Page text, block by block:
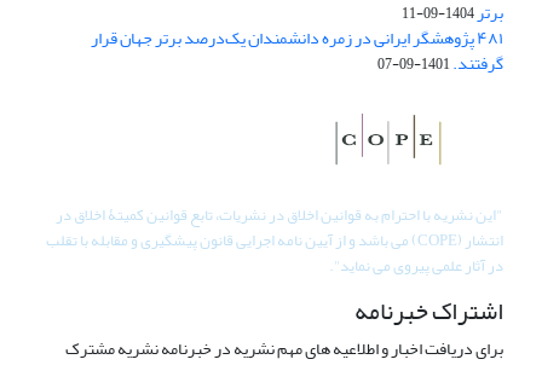
برتر1404-09-11
۴۸۱ پژوهشگر ایرانی در زمره دانشمندان یک‌درصد برتر جهان قرار
گرفتند.1401-09-07
"این نشریه با احترام به قوانین اخلاق در نشریات، تابع قوانین کمیتۀ اخلاق در
انتشار (COPE) می باشد و از آیین نامه اجرایی قانون پیشگیری و مقابله با تقلب
در آثار علمی پیروی می نماید".
اشتراک خبرنامه
برای دریافت اخبار و اطلاعیه های مهم نشریه در خبرنامه نشریه مشترک